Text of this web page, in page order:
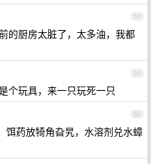
54
的厨房太脏了，太多油，我都
55
个玩具，来一只玩死一只
56
饵药放犄角旮旯，水溶剂兑水蟑